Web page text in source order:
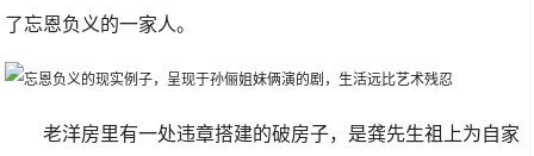
了忘恩负义的一家人。
老洋房里有一处违章搭建的破房子，是龚先生祖上为自家